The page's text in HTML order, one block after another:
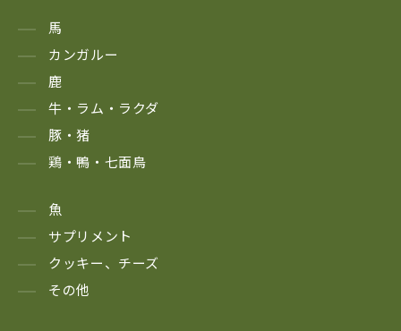
馬
カンガルー
鹿
牛・ラム・ラクダ
豚・猪
鶏・鴨・七面鳥
魚
サプリメント
クッキー、チーズ
その他